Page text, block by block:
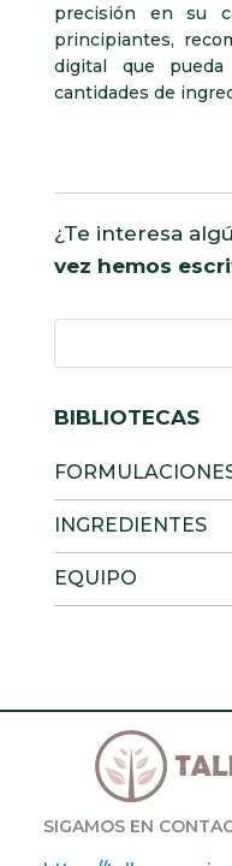
precisión en su
principiantes,
digital que
cantidades de
¿Te interesa
vez hemos
BIBLIOTECAS
INGREDIENTES
EQUIPO
SIGAMOS EN